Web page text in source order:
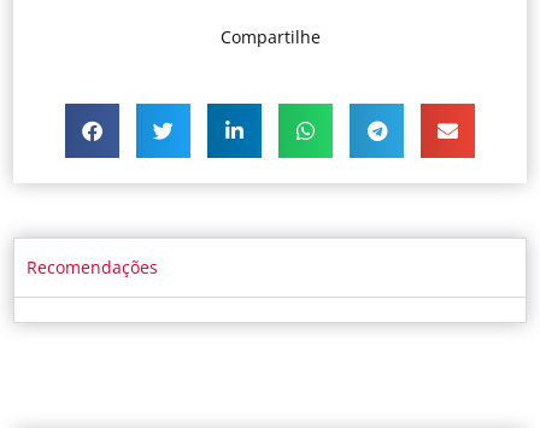
Compartilhe
Recomendações